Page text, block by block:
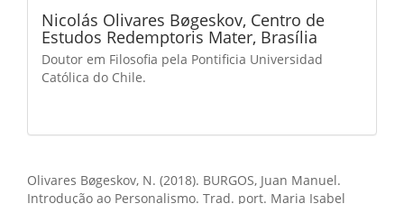
Nicolás Olivares Bøgeskov, Centro de
Estudos Redemptoris Mater, Brasília
Doutor em Filosofia pela Pontificia Universidad
Católica do Chile.
Olivares Bøgeskov, N. (2018). BURGOS, Juan Manuel.
Introdução ao Personalismo. Trad. port. Maria Isabel